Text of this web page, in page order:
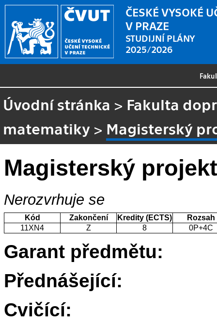
ČESKÉ VYSOKÉ
V PRAZE
STUDIJNÍ PLÁNY
2025/2026
Úvodní stránka > Fakulta
matematiky > Magisterský
Magisterský
Nerozvrhuje se
Kód Zakončení Kredity (ECTS)
Rozsah
11XN4
Z 8 0P+4C
Garant předmětu:
Přednášející:
Cvičící: